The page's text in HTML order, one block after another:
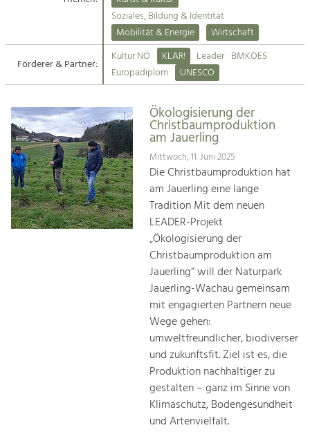
Suche
Impressum
Kontakt
Angebotsentwicklung und
Handwerk, Wissenschaft und Forschung.
Soziales, Bildung &
Identität
Gleichberechtigung, Jugend und
Integration
Mobilität & Energie
Klimawandel, öffentlicher Verkehr und
Steigerung regionaler Wertschöpfung
Soziales, Bildung & Identität
Mobilität & Energie
Wirtschaft
Förderer & Partner:
Kultur NÖ KLAR! Leader BMKOES
Europadiplom
UNESCO
Ökologisierung der
Christbaumproduktion
am Jauerling
Mittwoch, 11. Juni 2025
Die Christbaumproduktion hat
am Jauerling eine lange
Tradition Mit dem neuen
LEADER-Projekt
„Ökologisierung der
Christbaumproduktion am
Jauerling“ will der Naturpark
Jauerling-Wachau gemeinsam
mit engagierten Partnern neue
Wege gehen:
umweltfreundlicher, biodiverser
und zukunftsfit. Ziel ist es, die
Produktion nachhaltiger zu
gestalten – ganz im Sinne von
Klimaschutz, Bodengesundheit
und Artenvielfalt.